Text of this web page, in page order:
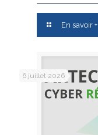
En savoir +
6 juillet 2026